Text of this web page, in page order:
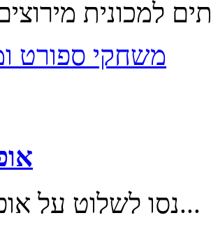
משחקי ספורט
נסו לשלוט על אופנוע ים...